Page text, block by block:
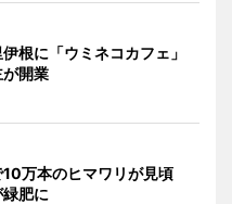
根に「ウミネコカフェ」
開業
10万本のヒマワリが見頃
肥に